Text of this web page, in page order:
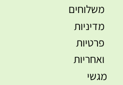
משלוחים
מדיניות
פרטיות
ואחריות
מגשי